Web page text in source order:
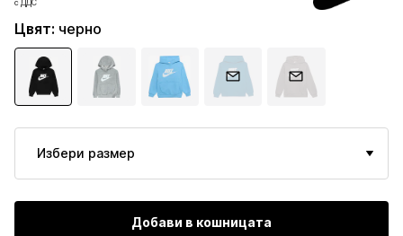
с ДДС
с ДДС
Цвят: черно
Избери размер
Добави в кошницата